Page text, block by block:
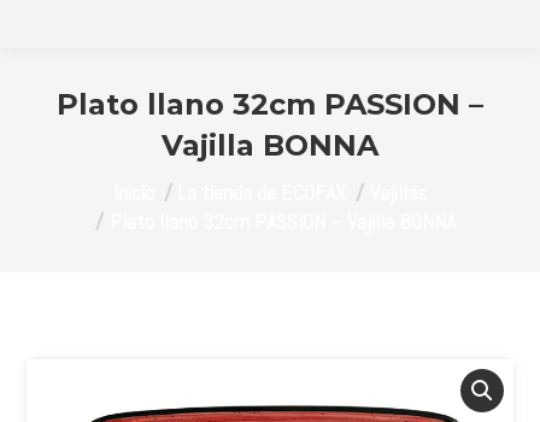
Plato llano 32cm PASSION –
Vajilla BONNA